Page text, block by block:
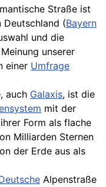
Straße ist
(Bayern
und die
unserer
einer Umfrage
auch Galaxis, ist die
mit der
Form als flache
Milliarden Sternen
der Erde aus als
Alpenstraße